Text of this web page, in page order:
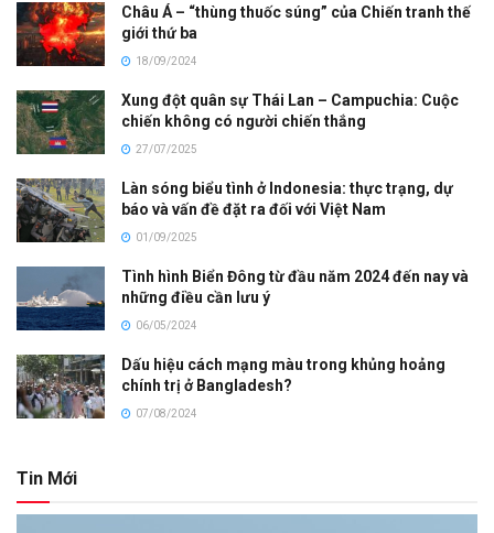
Châu Á – “thùng thuốc súng” của Chiến tranh thế
giới thứ ba
18/09/2024
Xung đột quân sự Thái Lan – Campuchia: Cuộc
chiến không có người chiến thắng
27/07/2025
Làn sóng biểu tình ở Indonesia: thực trạng, dự
báo và vấn đề đặt ra đối với Việt Nam
01/09/2025
Tình hình Biển Đông từ đầu năm 2024 đến nay và
những điều cần lưu ý
06/05/2024
Dấu hiệu cách mạng màu trong khủng hoảng
chính trị ở Bangladesh?
07/08/2024
Tin Mới